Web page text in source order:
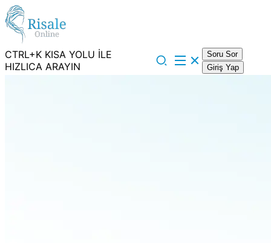
CTRL+K KISA YOLU İLE
HIZLICA ARAYIN
Soru Sor
Giriş Yap